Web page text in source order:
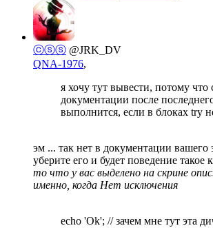
ⓒⓢⓢ @JRK_DV
QNA-1976,
я хочу тут вывести, потому что
документации после
выполнится, если в блоках try
эм ... так нет в документации вашего
уберите его и будет поведение такое
то что у вас выделено на скрине
именно, когда Нет исключения
echo 'Ok'; // зачем мне тут эта